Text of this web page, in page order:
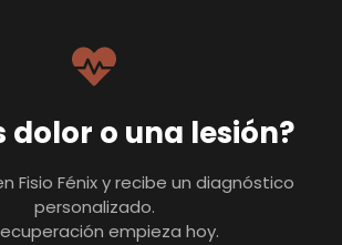
dolor o una lesión?
Fisio Fénix y recibe un diagnóstico
personalizado.
empieza hoy.